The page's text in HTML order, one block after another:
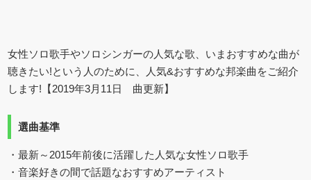
女性ソロ歌手やソロシンガーの人気な歌、いまおすすめな曲が
聴きたい!という人のために、人気&おすすめな邦楽曲をご紹介
します!【2019年3月11日 曲更新】
選曲基準
・最新～2015年前後に活躍した人気な女性ソロ歌手
・音楽好きの間で話題なおすすめアーティスト